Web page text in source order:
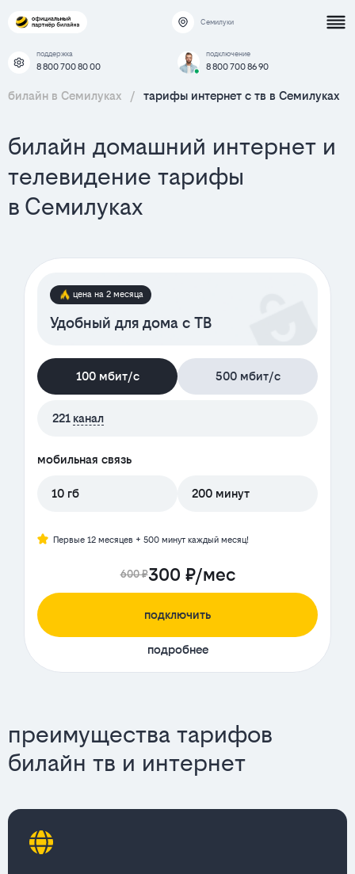
Семилуки
поддержка
8 800 700 80 00
подключение
8 800 700 86 90
билайн в Семилуках / тарифы интернет c тв в Семилуках
билайн домашний интернет и
телевидение тарифы
в Семилуках
цена на 2 месяца
Удобный для дома с ТВ
100 мбит/с 500 мбит/с
221 канал
мобильная связь
10 гб 200 минут
Первые 12 месяцев + 500 минут каждый месяц!
600 ₽300 ₽/мес
подключить
подробнее
преимущества тарифов
билайн тв и интернет